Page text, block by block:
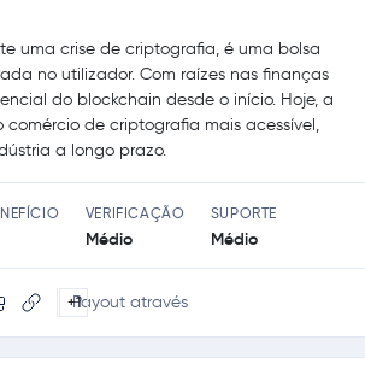
uma crise de criptografia, é uma bolsa
no utilizador. Com raízes nas finanças
do blockchain desde o início. Hoje, a
de criptografia mais acessível,
a longo prazo.
VERIFICAÇÃO
Médio
SUPORTE
Médio
+1Payout através